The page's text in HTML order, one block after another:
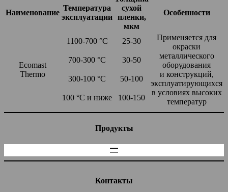
Наименование
Температура
эксплуатации
сухой
пленки,
мкм
Особенности
Ecomast
Thermo
1100-700 °С 25-30
Применяется для
окраски
металлического
оборудования
и конструкций,
эксплуатирующихся
в условиях высоких
температур
700-300 °С 30-50
300-100 °С 50-100
100 °С и ниже 100-150
Продукты
Контакты